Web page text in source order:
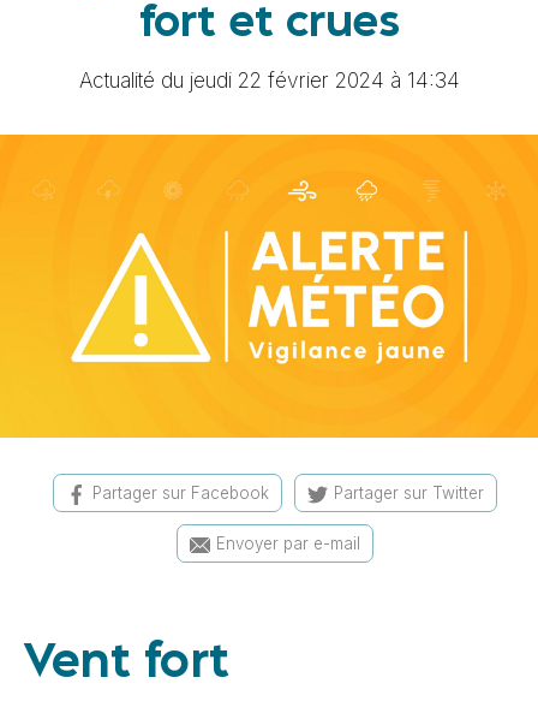
fort et crues
Actualité du jeudi 22 février 2024 à 14:34
Partager sur Facebook Partager sur Twitter
Envoyer par e-mail
Vent fort